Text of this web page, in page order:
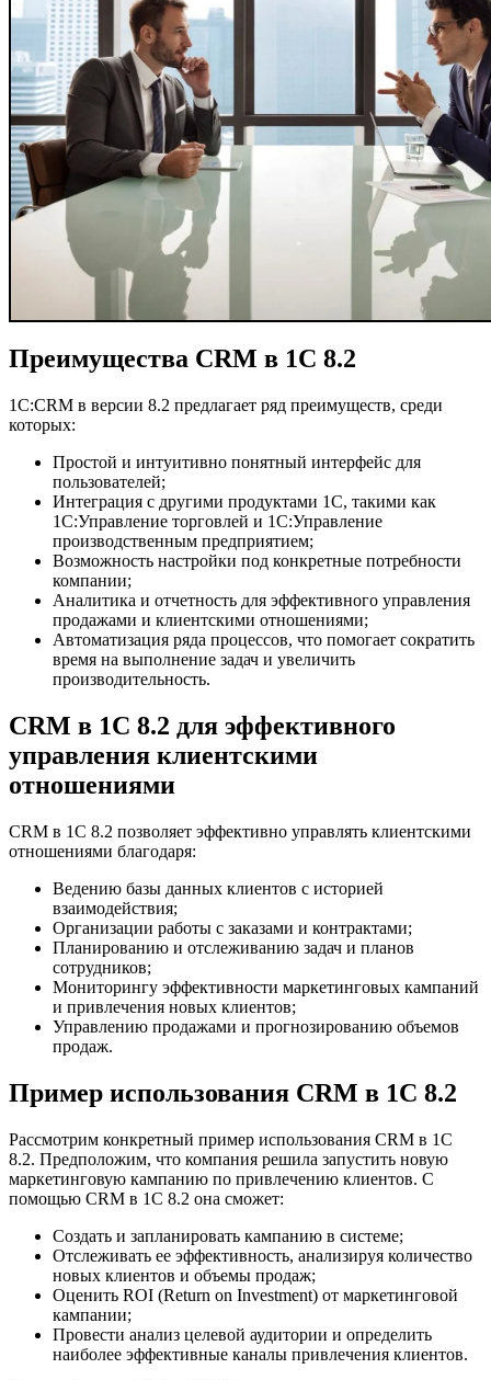
Преимущества CRM в 1С 8.2
1С:CRM в версии 8.2 предлагает ряд преимуществ, среди
которых:
Простой и интуитивно понятный интерфейс для
пользователей;
Интеграция с другими продуктами 1С, такими как
1С:Управление торговлей и 1С:Управление
производственным предприятием;
Возможность настройки под конкретные потребности
компании;
Аналитика и отчетность для эффективного управления
продажами и клиентскими отношениями;
Автоматизация ряда процессов, что помогает сократить
время на выполнение задач и увеличить
производительность.
CRM в 1С 8.2 для эффективного
управления клиентскими
отношениями
CRM в 1С 8.2 позволяет эффективно управлять клиентскими
отношениями благодаря:
Ведению базы данных клиентов с историей
взаимодействия;
Организации работы с заказами и контрактами;
Планированию и отслеживанию задач и планов
сотрудников;
Мониторингу эффективности маркетинговых кампаний
и привлечения новых клиентов;
Управлению продажами и прогнозированию объемов
продаж.
Пример использования CRM в 1С 8.2
Рассмотрим конкретный пример использования CRM в 1С
8.2. Предположим, что компания решила запустить новую
маркетинговую кампанию по привлечению клиентов. С
помощью CRM в 1С 8.2 она сможет:
Создать и запланировать кампанию в системе;
Отслеживать ее эффективность, анализируя количество
новых клиентов и объемы продаж;
Оценить ROI (Return on Investment) от маркетинговой
кампании;
Провести анализ целевой аудитории и определить
наиболее эффективные каналы привлечения клиентов.